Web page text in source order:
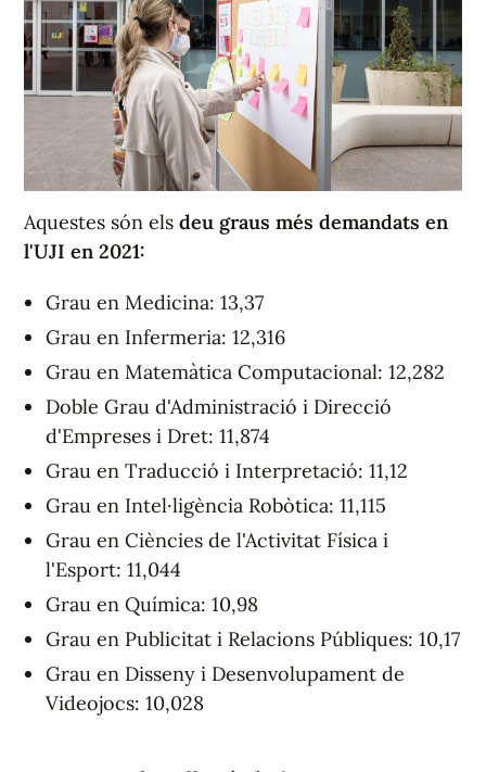
Aquestes són els deu graus més demandats en
l'UJI en 2021:
Grau en Medicina: 13,37
Grau en Infermeria: 12,316
Grau en Matemàtica Computacional: 12,282
Doble Grau d'Administració i Direcció
d'Empreses i Dret: 11,874
Grau en Traducció i Interpretació: 11,12
Grau en Intel·ligència Robòtica: 11,115
Grau en Ciències de l'Activitat Física i
l'Esport: 11,044
Grau en Química: 10,98
Grau en Publicitat i Relacions Públiques: 10,17
Grau en Disseny i Desenvolupament de
Videojocs: 10,028